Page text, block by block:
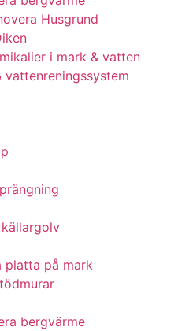
Husgrund
i mark & vatten
vattenreningssystem
platta på mark
bergvärme